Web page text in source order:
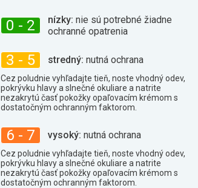
0 - 2 nízky: nie sú potrebné žiadne
ochranné opatrenia
3 - 5 stredný: nutná ochrana
Cez poludnie vyhľadajte tieň, noste vhodný odev,
pokrývku hlavy a slnečné okuliare a natrite
nezakrytú časť pokožky opaľovacím krémom s
dostatočným ochranným faktorom.
6 - 7 vysoký: nutná ochrana
Cez poludnie vyhľadajte tieň, noste vhodný odev,
pokrývku hlavy a slnečné okuliare a natrite
nezakrytú časť pokožky opaľovacím krémom s
dostatočným ochranným faktorom.